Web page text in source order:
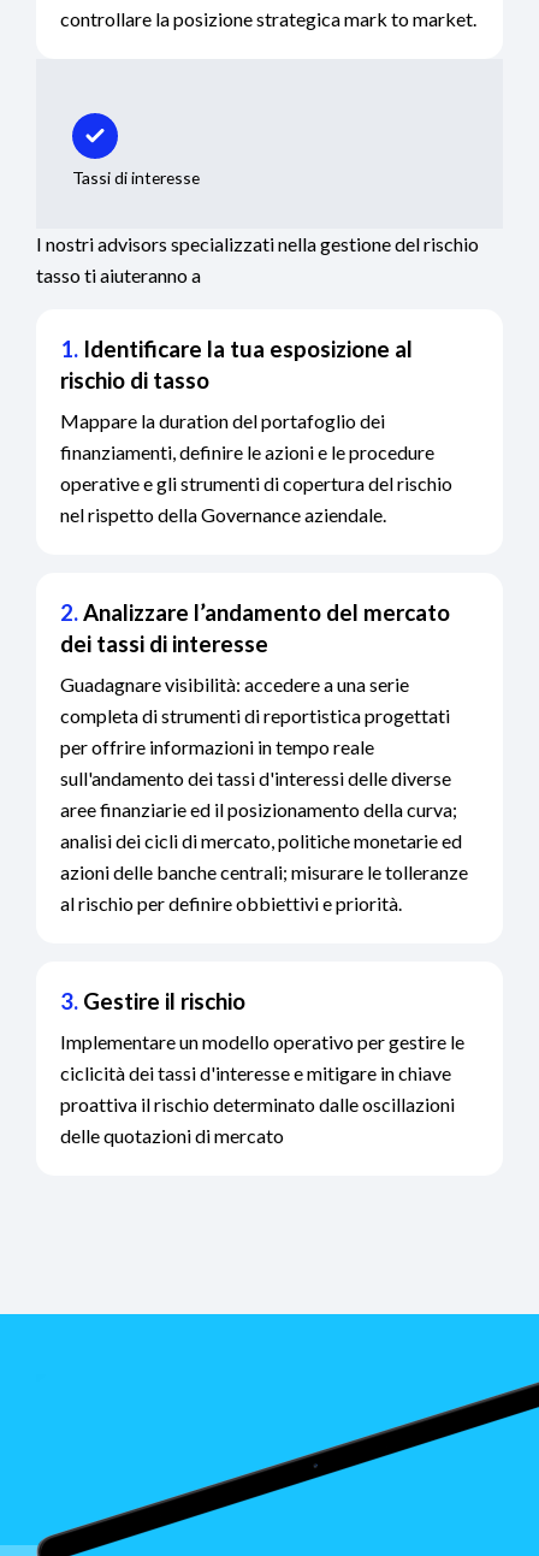
controllare la posizione strategica mark to market.
Tassi di interesse
I nostri advisors specializzati nella gestione del rischio
tasso ti aiuteranno a
1. Identificare la tua esposizione al
rischio di tasso
Mappare la duration del portafoglio dei
finanziamenti, definire le azioni e le procedure
operative e gli strumenti di copertura del rischio
nel rispetto della Governance aziendale.
2.Analizzare l’andamento del mercato
dei tassi di interesse
Guadagnare visibilità: accedere a una serie
completa di strumenti di reportistica progettati
per offrire informazioni in tempo reale
sull'andamento dei tassi d'interessi delle diverse
aree finanziarie ed il posizionamento della curva;
analisi dei cicli di mercato, politiche monetarie ed
azioni delle banche centrali; misurare le tolleranze
al rischio per definire obbiettivi e priorità.
3. Gestire il rischio
Implementare un modello operativo per gestire le
ciclicità dei tassi d'interesse e mitigare in chiave
proattiva il rischio determinato dalle oscillazioni
delle quotazioni di mercato